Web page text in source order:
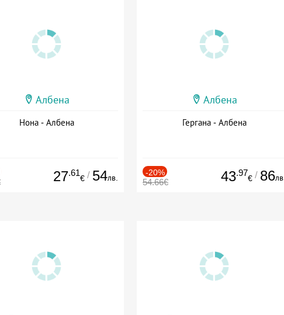
Албена
Нона - Албена
27.61
€ / 54лв.
Албена
Гергана - Албена
-20%
54.66€ 43.97
€ / 86лв.